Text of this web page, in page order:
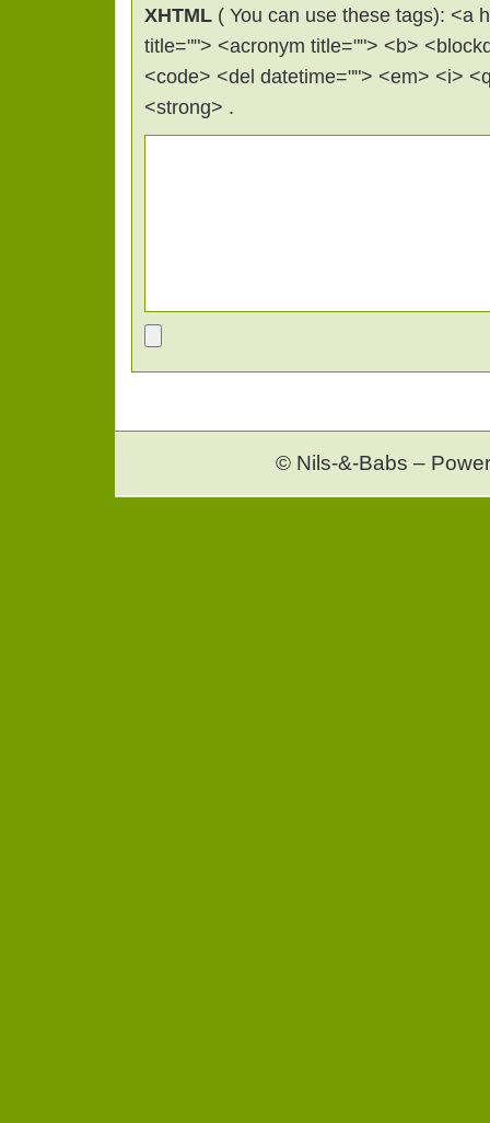
XHTML ( You can use these tags): <a
title=""> <acronym title=""> <b>
<code> <del datetime=""> <em> <i>
<strong> .
© Nils-&-Babs –